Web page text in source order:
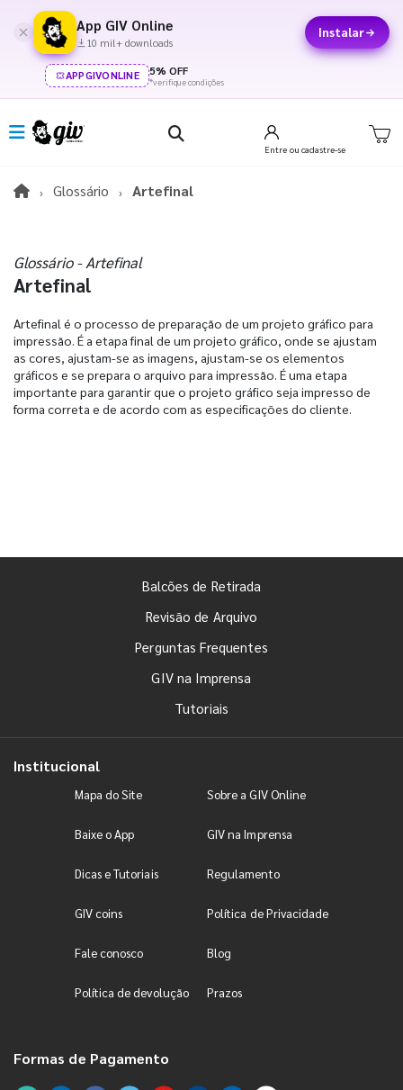
App GIV Online
10 mil+ downloads
Instalar
APPGIVONLINE 5% OFF
*verifique condições
Entre ou cadastre-se
Glossário Artefinal
Glossário - Artefinal
Artefinal
Artefinal é o processo de preparação de um projeto gráfico para
impressão. É a etapa final de um projeto gráfico, onde se ajustam
as cores, ajustam-se as imagens, ajustam-se os elementos
gráficos e se prepara o arquivo para impressão. É uma etapa
importante para garantir que o projeto gráfico seja impresso de
forma correta e de acordo com as especificações do cliente.
Balcões de Retirada
Revisão de Arquivo
Perguntas Frequentes
GIV na Imprensa
Tutoriais
Institucional
Mapa do Site Sobre a GIV Online
Baixe o App GIV na Imprensa
Dicas e Tutoriais Regulamento
GIV coins Política de Privacidade
Fale conosco Blog
Política de devolução Prazos
Formas de Pagamento